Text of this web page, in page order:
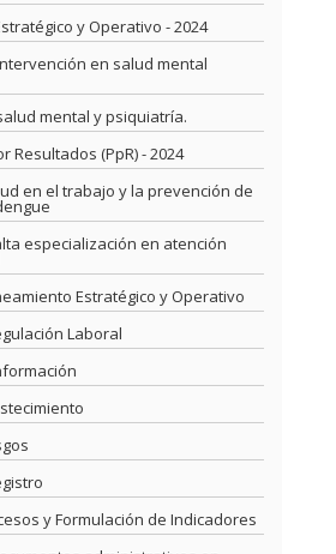
y Operativo - 2024
en salud mental
mental y psiquiatría.
Resultados (PpR) - 2024
en el trabajo y la prevención de
especialización en atención
Estratégico y Operativo
Laboral
y Formulación de Indicadores